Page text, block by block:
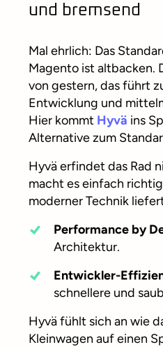
und bremsend
Mal ehrlich: Das
Magento ist altbacken.
von gestern, das führt
Entwicklung und
Hier kommt Hyvä ins
Alternative zum
Hyvä erfindet das Rad
macht es einfach
moderner Technik
Performance by
Architektur.
Entwickler-
schnellere und
Hyvä fühlt sich an wie
Kleinwagen auf einen